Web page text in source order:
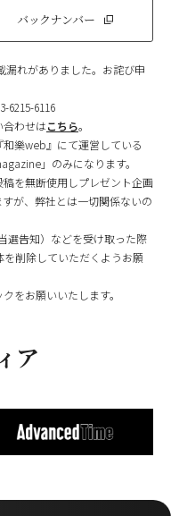
バックナンバー
漏れがありました。お詫び申
6215-6116
わせはこちら。
樂web』にて運営している
」のみになります。
を無断使用しプレゼント企画
が、弊社とは一切関係ないの
選告知）などを受け取った際
を削除していただくようお願
をお願いいたします。
ア